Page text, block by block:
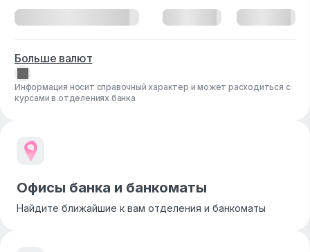
Больше валют
Информация носит справочный характер и может расходиться с
курсами в отделениях банка
Офисы банка и банкоматы
Найдите ближайшие к вам отделения и банкоматы